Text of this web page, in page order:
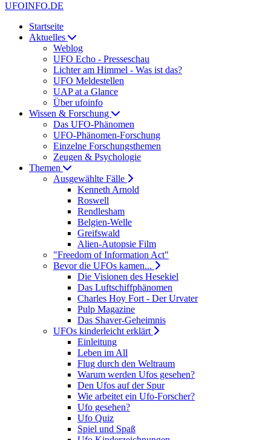
UFOINFO.DE
Startseite
Aktuelles
Weblog
UFO Echo - Presseschau
Lichter am Himmel - Was ist das?
UFO Meldestellen
UAP at a Glance
Über ufoinfo
Wissen & Forschung
Das UFO-Phänomen
UFO-Phänomen-Forschung
Einzelne Forschungsthemen
Zeugen & Psychologie
Themen
Ausgewählte Fälle
Kenneth Arnold
Roswell
Rendlesham
Belgien-Welle
Greifswald
Alien-Autopsie Film
"Freedom of Information Act"
Bevor die UFOs kamen...
Die Visionen des Hesekiel
Das Luftschiffphänomen
Charles Hoy Fort - Der Urvater
Pulp Magazine
Das Shaver-Geheimnis
UFOs kinderleicht erklärt
Einleitung
Leben im All
Flug durch den Weltraum
Warum werden Ufos gesehen?
Den Ufos auf der Spur
Wie arbeitet ein Ufo-Forscher?
Ufo gesehen?
Ufo Quiz
Spiel und Spaß